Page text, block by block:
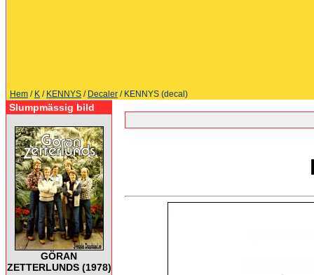
Hem / K / KENNYS / Decaler / KENNYS (decal)
Slumpmässig bild
GÖRAN
ZETTERLUNDS (1978)